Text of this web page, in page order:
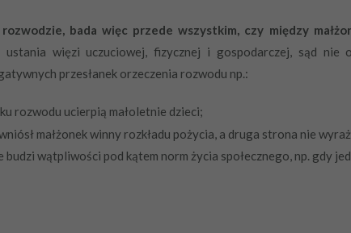
bada więc przede wszystkim, czy między
ustania więzi uczuciowej, fizycznej i gospodarczej, sąd
przesłanek orzeczenia rozwodu np.:
rozwodu ucierpią małoletnie dzieci;
małżonek winny rozkładu pożycia, a druga strona nie
budzi wątpliwości pod kątem norm życia społecznego, np. gdy